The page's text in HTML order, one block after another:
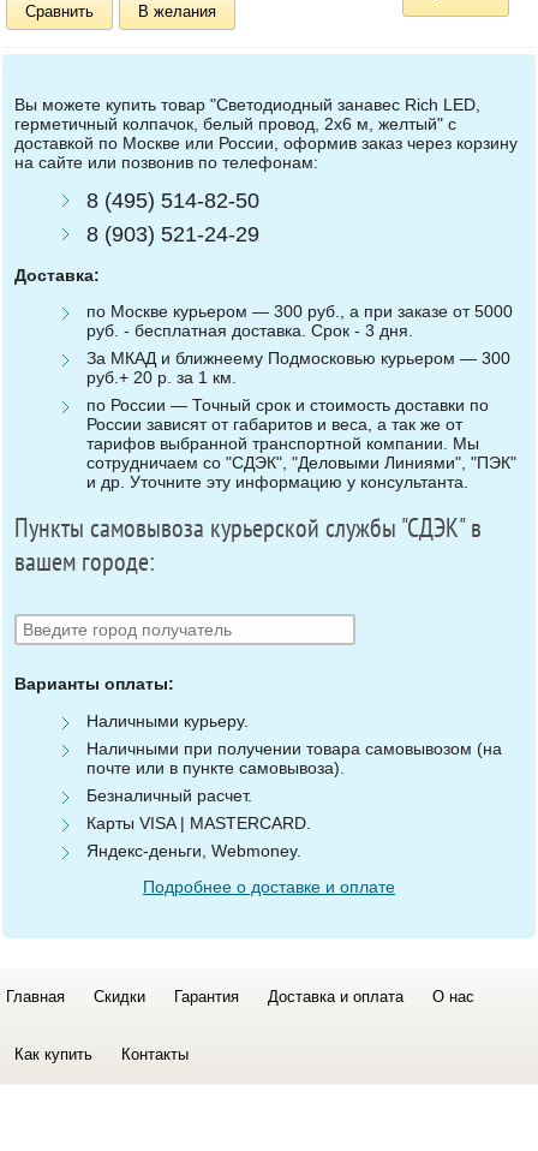
Сравнить В желания
Вы можете купить товар "Светодиодный занавес Rich LED,
герметичный колпачок, белый провод, 2х6 м, желтый" с
доставкой по Москве или России, оформив заказ через корзину
на сайте или позвонив по телефонам:
8 (495) 514-82-50
8 (903) 521-24-29
Доставка:
по Москве курьером — 300 руб., а при заказе от 5000
руб. - бесплатная доставка. Срок - 3 дня.
За МКАД и ближнеему Подмосковью курьером — 300
руб.+ 20 р. за 1 км.
по России — Точный срок и стоимость доставки по
России зависят от габаритов и веса, а так же от
тарифов выбранной транспортной компании. Мы
сотрудничаем со "СДЭК", "Деловыми Линиями", "ПЭК"
и др. Уточните эту информацию у консультанта.
Пункты самовывоза курьерской службы "СДЭК" в
вашем городе:
Варианты оплаты:
Наличными курьеру.
Наличными при получении товара самовывозом (на
почте или в пункте самовывоза).
Безналичный расчет.
Карты VISA | MASTERCARD.
Яндекс-деньги, Webmoney.
Подробнее о доставке и оплате
Главная Скидки Гарантия Доставка и оплата О нас
Как купить Контакты